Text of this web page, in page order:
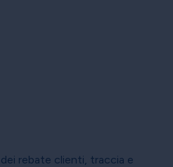
rebate clienti, traccia e